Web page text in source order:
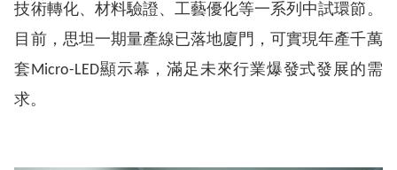
技術轉化、材料驗證、工藝優化等一系列中試環節。
目前，思坦一期量產線已落地廈門，可實現年產千萬
套Micro-LED顯示幕，滿足未來行業爆發式發展的需
求。